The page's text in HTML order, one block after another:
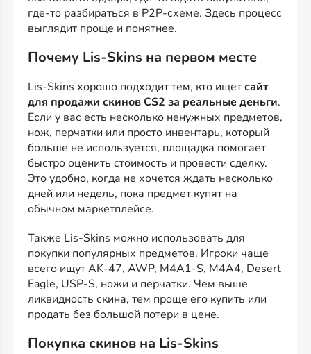
где-то разбираться в P2P-схеме. Здесь процесс
выглядит проще и понятнее.
Почему Lis-Skins на первом месте
Lis-Skins хорошо подходит тем, кто ищетсайт
для продажи скинов CS2 за реальные деньги.
Если у вас есть несколько ненужных предметов,
нож, перчатки или просто инвентарь, который
больше не используется, площадка помогает
быстро оценить стоимость и провести сделку.
Это удобно, когда не хочется ждать несколько
дней или недель, пока предмет купят на
обычном маркетплейсе.
Также Lis-Skins можно использовать для
покупки популярных предметов. Игроки чаще
всего ищут AK-47, AWP, M4A1-S, M4A4, Desert
Eagle, USP-S, ножи и перчатки. Чем выше
ликвидность скина, тем проще его купить или
продать без большой потери в цене.
Покупка скинов на Lis-Skins